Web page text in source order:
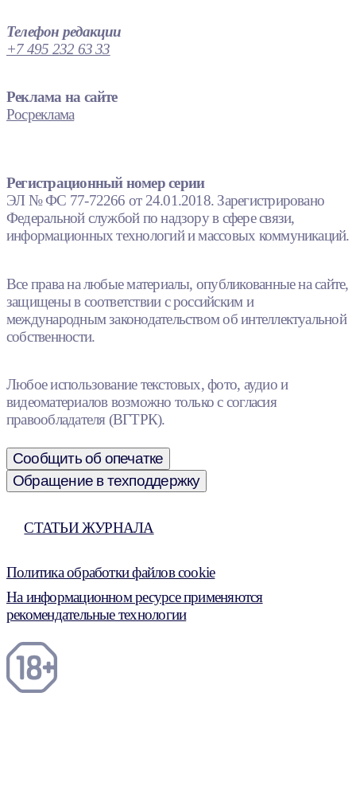
Телефон редакции
+7 495 232 63 33
Реклама на сайте
Росреклама
Регистрационный номер серии
ЭЛ № ФС 77-72266 от 24.01.2018. Зарегистрировано
Федеральной службой по надзору в сфере связи,
информационных технологий и массовых коммуникаций.
Все права на любые материалы, опубликованные на сайте,
защищены в соответствии с российским и
международным законодательством об интеллектуальной
собственности.
Любое использование текстовых, фото, аудио и
видеоматериалов возможно только с согласия
правообладателя (ВГТРК).
Сообщить об опечатке
Обращение в техподдержку
СТАТЬИ ЖУРНАЛА
Политика обработки файлов cookie
На информационном ресурсе применяются
рекомендательные технологии